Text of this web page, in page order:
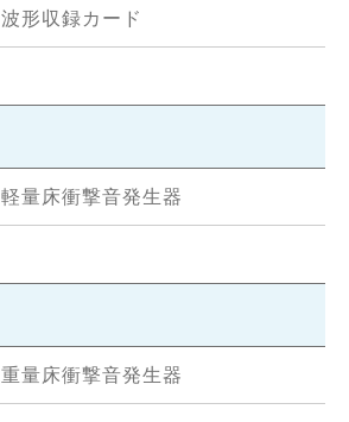
波形収録カード
軽量床衝撃音発生器
重量床衝撃音発生器